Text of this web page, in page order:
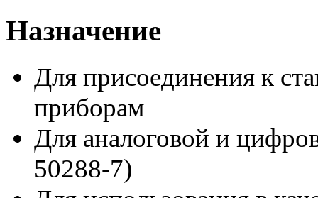
Назначение
Для присоединения к
приборам
Для аналоговой и
50288-7)